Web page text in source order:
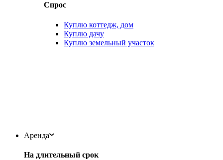
Спрос
Куплю коттедж, дом
Куплю дачу
Куплю земельный участок
Аренда
На длительный срок